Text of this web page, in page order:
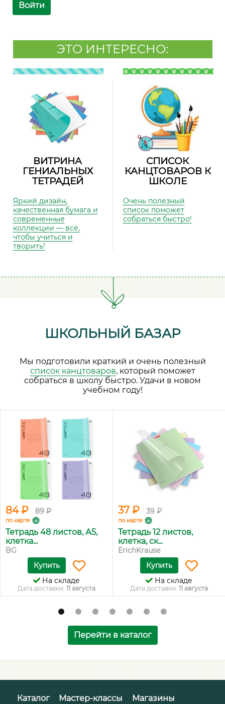
Войти
ЭТО ИНТЕРЕСНО:
ВИТРИНА
ГЕНИАЛЬНЫХ
ТЕТРАДЕЙ
Яркий дизайн,
качественная бумага и
современные
коллекции — всё,
чтобы учиться и
творить!
СПИСОК
КАНЦТОВАРОВ К
ШКОЛЕ
Очень полезный
список поможет
собраться быстро!
ШКОЛЬНЫЙ БАЗАР
Мы подготовили краткий и очень полезный
список канцтоваров, который поможет
собраться в школу быстро. Удачи в новом
учебном году!
84 ₽ 89 ₽
по карте
Тетрадь 48 листов, А5,
клетка...
BG
Купить
На складе
Дата доставки: 11 августа
37 ₽ 39 ₽
по карте
Тетрадь 12 листов,
клетка, ск...
ErichKrause
Купить
На складе
Дата доставки: 11 августа
Перейти в каталог
Каталог Мастер-классы Магазины